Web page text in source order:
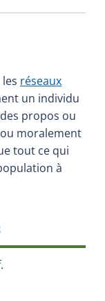
réseaux
un individu
propos ou
moralement
tout ce qui
à
: